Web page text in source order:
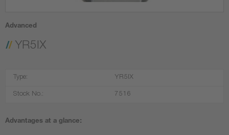
Advanced
YR5IX
Type: YR5IX
Stock No.: 7516
Advantages at a glance: